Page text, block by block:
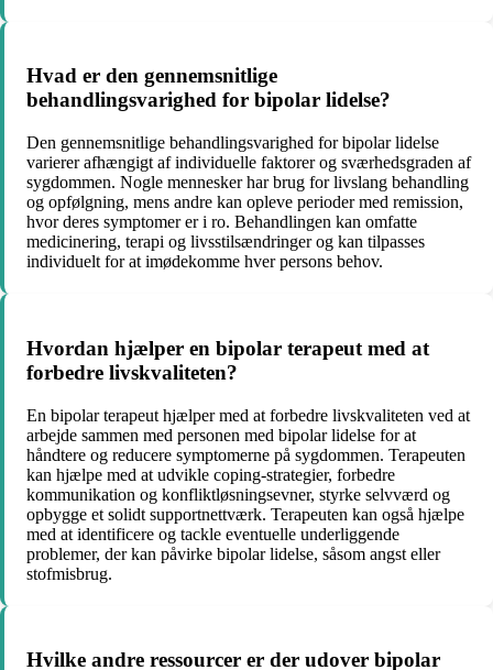
Hvad er den gennemsnitlige
behandlingsvarighed for bipolar lidelse?
Den gennemsnitlige behandlingsvarighed for bipolar lidelse
varierer afhængigt af individuelle faktorer og sværhedsgraden af
sygdommen. Nogle mennesker har brug for livslang behandling
og opfølgning, mens andre kan opleve perioder med remission,
hvor deres symptomer er i ro. Behandlingen kan omfatte
medicinering, terapi og livsstilsændringer og kan tilpasses
individuelt for at imødekomme hver persons behov.
Hvordan hjælper en bipolar terapeut med at
forbedre livskvaliteten?
En bipolar terapeut hjælper med at forbedre livskvaliteten ved at
arbejde sammen med personen med bipolar lidelse for at
håndtere og reducere symptomerne på sygdommen. Terapeuten
kan hjælpe med at udvikle coping-strategier, forbedre
kommunikation og konfliktløsningsevner, styrke selvværd og
opbygge et solidt supportnettværk. Terapeuten kan også hjælpe
med at identificere og tackle eventuelle underliggende
problemer, der kan påvirke bipolar lidelse, såsom angst eller
stofmisbrug.
Hvilke andre ressourcer er der udover bipolar